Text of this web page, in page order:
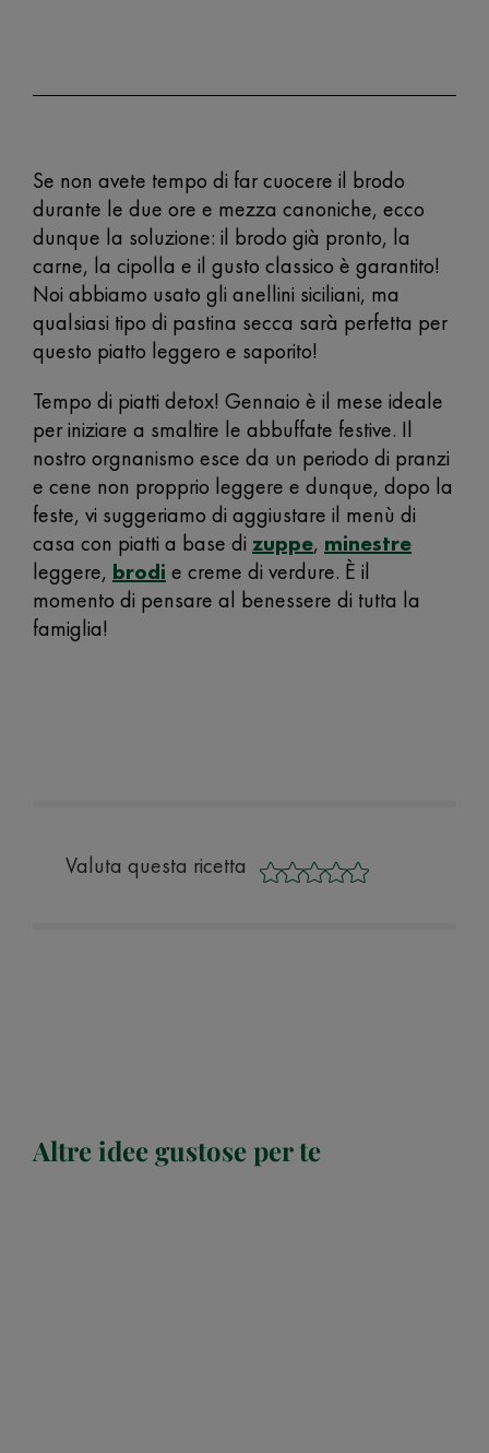
Se non avete tempo di far cuocere il brodo
durante le due ore e mezza canoniche, ecco
dunque la soluzione: il brodo già pronto, la
carne, la cipolla e il gusto classico è garantito!
Noi abbiamo usato gli anellini siciliani, ma
qualsiasi tipo di pastina secca sarà perfetta per
questo piatto leggero e saporito!
Tempo di piatti detox! Gennaio è il mese ideale
per iniziare a smaltire le abbuffate festive. Il
nostro orgnanismo esce da un periodo di pranzi
e cene non propprio leggere e dunque, dopo la
feste, vi suggeriamo di aggiustare il menù di
casa con piatti a base di zuppe, minestre
leggere, brodi e creme di verdure. È il
momento di pensare al benessere di tutta la
famiglia!
Valuta questa ricetta
Altre idee gustose per te